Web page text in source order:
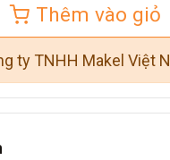
Thêm vào giỏ
ty TNHH Makel Việt